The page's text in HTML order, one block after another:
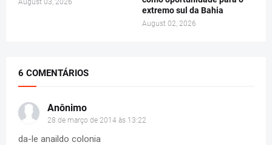
August 03, 2026
extremo sul da Bahia
August 02, 2026
6 COMENTÁRIOS
Anônimo
28 de março de 2014 às 13:22
da-le anaildo colonia